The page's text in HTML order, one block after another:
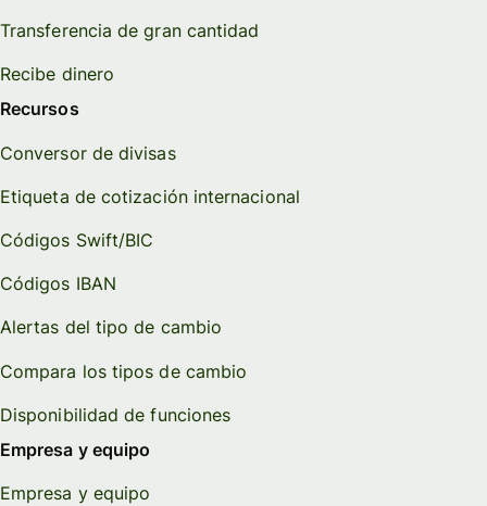
Transferencia de gran cantidad
Recibe dinero
Recursos
Conversor de divisas
Etiqueta de cotización internacional
Códigos Swift/BIC
Códigos IBAN
Alertas del tipo de cambio
Compara los tipos de cambio
Disponibilidad de funciones
Empresa y equipo
Empresa y equipo